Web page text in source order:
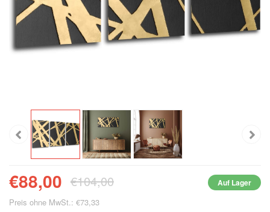
€88,00 €104,00 Auf Lager
Preis ohne MwSt.: €73,33